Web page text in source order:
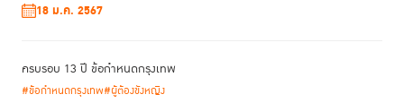
18 ม.ค. 2567
ครบรอบ 13 ปี ข้อกำหนดกรุงเทพ
#ข้อกำหนดกรุงเทพ#ผู้ต้องขังหญิง